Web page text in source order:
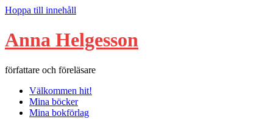
Hoppa till innehåll
Anna Helgesson
författare och föreläsare
Välkommen hit!
Mina böcker
Mina bokförlag